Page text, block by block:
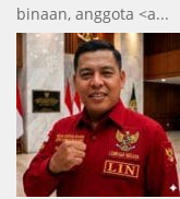
binaan, anggota <a...